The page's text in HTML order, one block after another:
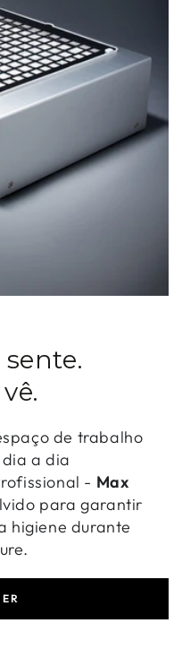
de trabalho
a dia
- Max
para garantir
higiene durante